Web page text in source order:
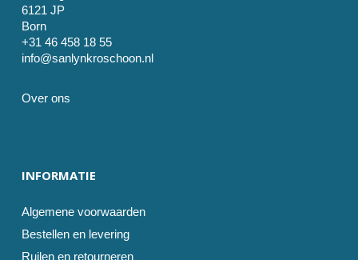
6121 JP
Born
+31 46 458 18 55
info@sanlynkroschoon.nl
Over ons
INFORMATIE
Algemene voorwaarden
Bestellen en levering
Ruilen en retourneren